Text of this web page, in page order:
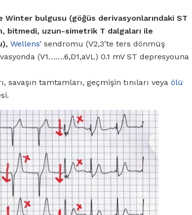
Winter bulgusu (göğüs derivasyonlarındaki ST
bitmedi, uzun-simetrik T dalgaları ile
Wellens’ sendromu (V2,3’te ters dönmüş
(V1…….6,D1,aVL) 0.1 mV ST depresyouna
tamtamları, geçmişin tınıları veya ölü